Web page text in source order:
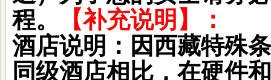
程。
【补充说明】：
酒店说明： 因西藏特殊
同级酒店相比，在硬件